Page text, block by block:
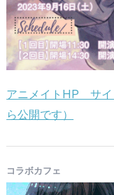
アニメイトHP サ
ら公開です）
コラボカフェ